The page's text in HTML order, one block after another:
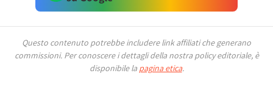
Questo contenuto potrebbe includere link affiliati che generano
commissioni. Per conoscere i dettagli della nostra policy editoriale, è
disponibile la pagina etica.